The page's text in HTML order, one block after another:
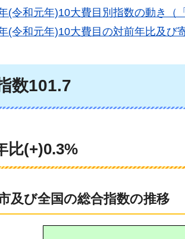
(令和元年)10大費目別指数の動き（
(令和元年)10大費目の対前年比及び
数101.7
比(+)0.3%
及び全国の総合指数の推移